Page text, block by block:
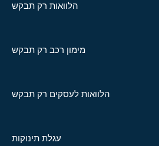
הלוואות רק תבקש
מימון רכב רק תבקש
הלוואות לעסקים רק תבקש
עגלת תינוקות